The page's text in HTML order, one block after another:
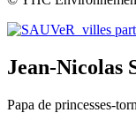
Jean-Nicolas
Papa de princesses-